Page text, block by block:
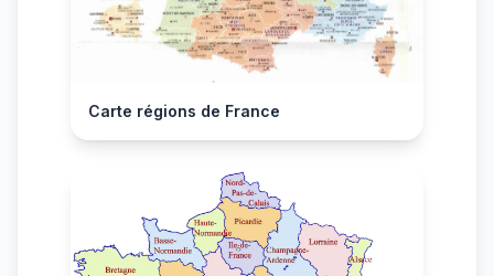
Carte régions de France